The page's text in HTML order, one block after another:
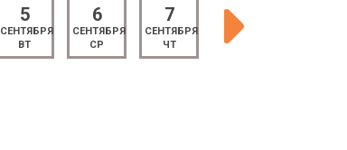
5
СЕНТЯБРЯ
ВТ
6
СЕНТЯБРЯ
СР
7
СЕНТЯБРЯ
ЧТ
8
СЕНТЯБРЯ